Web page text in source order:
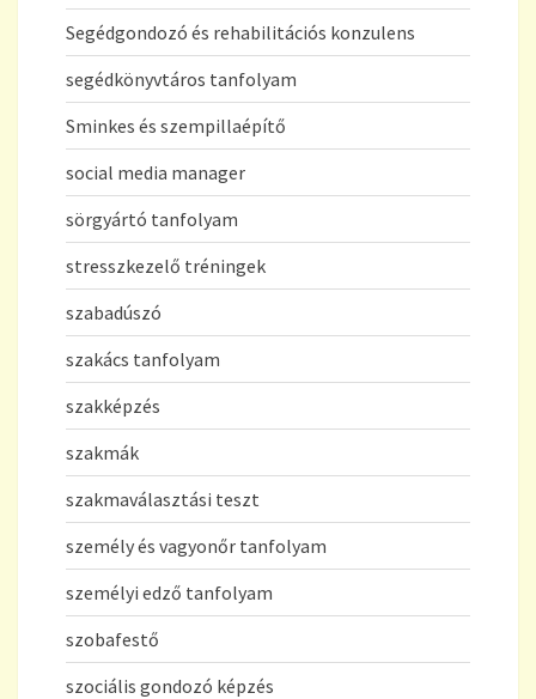
Segédgondozó és rehabilitációs konzulens
segédkönyvtáros tanfolyam
Sminkes és szempillaépítő
social media manager
sörgyártó tanfolyam
stresszkezelő tréningek
szabadúszó
szakács tanfolyam
szakképzés
szakmák
szakmaválasztási teszt
személy és vagyonőr tanfolyam
személyi edző tanfolyam
szobafestő
szociális gondozó képzés